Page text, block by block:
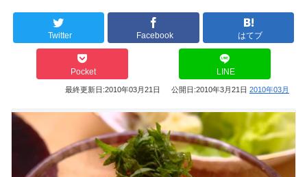
Twitter Facebook はてブ
Pocket LINE
最終更新日:2010年03月21日 公開日:2010年3月21日 2010年03月